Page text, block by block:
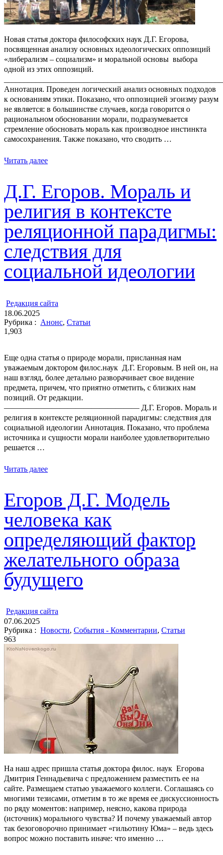
Новая статья доктора философских наук Д.Г. Егорова,
посвященная анализу основных идеологических оппозиций
«либерализм – социализм» и моральной основы выбора
одной из этих оппозиций.
Аннотация. Проведен логический анализ основных подходов
к основаниям этики. Показано, что оппозицией эгоизму разум
не является: в большинстве случаев, когда говорится о
рациональном обосновании морали, подразумевается
стремление обосновать мораль как производное инстинкта
самосохранения. Также показано, что сводить …
Читать далее
Д.Г. Егоров. Мораль и
религия в контексте
реляционной парадигмы:
следствия для
социальной идеологии
Редакция cайта
18.06.2025
Рубрика : Анонс, Статьи
1,903
Еще одна статья о природе морали, присланная нам
уважаемым доктором филос.наук Д.Г. Егоровым. В ней он, на
наш взгляд, более детально разворачивает свое видение
предмета, причем, что приятно отметить, с близких нам
позиций. От редакции.
————————————————— Д.Г. Егоров. Мораль и
религия в контексте реляционной парадигмы: следствия для
социальной идеологии Аннотация. Показано, что проблема
источника и сущности морали наиболее удовлетворительно
решается …
Читать далее
Егоров Д.Г. Модель
человека как
определяющий фактор
желательного образа
будущего
Редакция cайта
07.06.2025
Рубрика : Новости, События - Комментарии, Статьи
963
На наш адрес пришла статья доктора филос. наук Егорова
Дмитрия Геннадьевича с предложением разместить ее на
сайте. Размещаем статью уважаемого коллеги. Соглашаясь со
многими тезисами, отметим в то же время ее дискуссионность
по ряду моментов: например, неясно, какова природа
(источник) морального чувства? И почему уважаемый автор
так безоговорочно принимает «гильотину Юма» – ведь здесь
вопрос можно поставить иначе: что именно …